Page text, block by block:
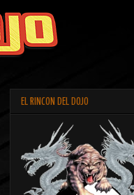
EL RINCON DEL DOJO